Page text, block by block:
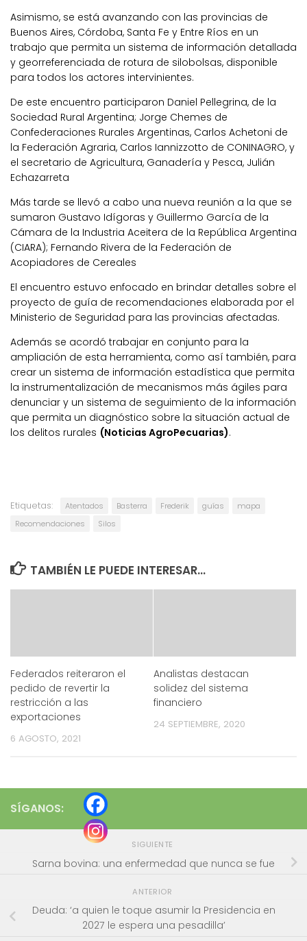
Asimismo, se está avanzando con las provincias de
Buenos Aires, Córdoba, Santa Fe y Entre Ríos en un
trabajo que permita un sistema de información detallada
y georreferenciada de rotura de silobolsas, disponible
para todos los actores intervinientes.
De este encuentro participaron Daniel Pellegrina, de la
Sociedad Rural Argentina; Jorge Chemes de
Confederaciones Rurales Argentinas, Carlos Achetoni de
la Federación Agraria, Carlos Iannizzotto de CONINAGRO, y
el secretario de Agricultura, Ganadería y Pesca, Julián
Echazarreta
Más tarde se llevó a cabo una nueva reunión a la que se
sumaron Gustavo Idígoras y Guillermo García de la
Cámara de la Industria Aceitera de la República Argentina
(CIARA); Fernando Rivera de la Federación de
Acopiadores de Cereales
El encuentro estuvo enfocado en brindar detalles sobre el
proyecto de guía de recomendaciones elaborada por el
Ministerio de Seguridad para las provincias afectadas.
Además se acordó trabajar en conjunto para la
ampliación de esta herramienta, como así también, para
crear un sistema de información estadística que permita
la instrumentalización de mecanismos más ágiles para
denunciar y un sistema de seguimiento de la información
que permita un diagnóstico sobre la situación actual de
los delitos rurales (Noticias AgroPecuarias).
Etiquetas: Atentados Basterra Frederik guías
mapa
Recomendaciones
Silos
TAMBIÉN LE PUEDE INTERESAR...
Federados reiteraron el
pedido de revertir la
restricción a las
exportaciones
6 AGOSTO, 2021
Analistas destacan
solidez del sistema
financiero
24 SEPTIEMBRE, 2020
SÍGANOS:
SIGUIENTE
Sarna bovina: una enfermedad que nunca se fue
ANTERIOR
Deuda: ‘a quien le toque asumir la Presidencia en
2027 le espera una pesadilla’